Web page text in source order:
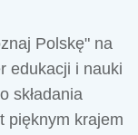
Polskę" na
edukacji i nauki
składania
pięknym krajem